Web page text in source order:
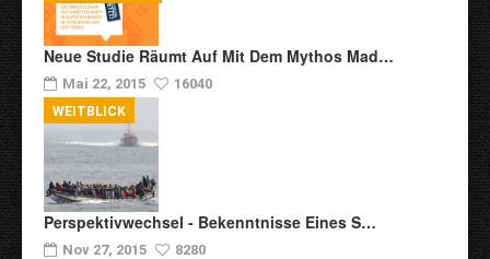
Neue Studie Räumt Auf Mit Dem Mythos Mad…
Mai 22, 2015 16040
Perspektivwechsel - Bekenntnisse Eines S…
Nov 27, 2015 8280
WEITBLICK